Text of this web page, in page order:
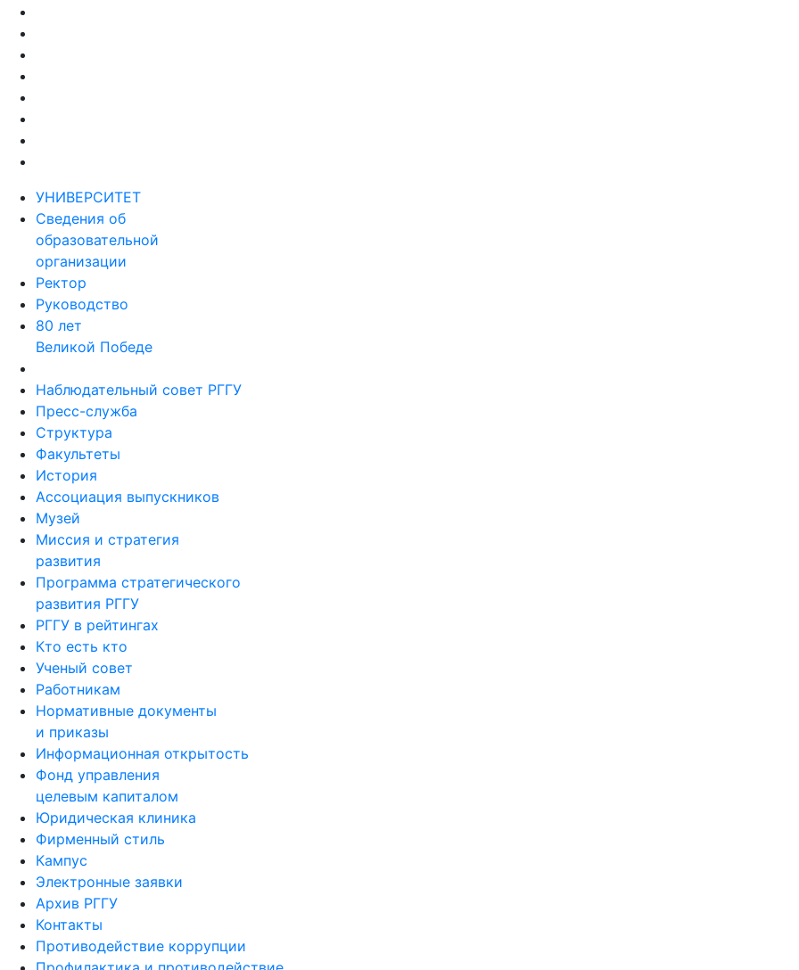
УНИВЕРСИТЕТ
Сведения об
образовательной
организации
Ректор
Руководство
80 лет
Великой Победе
Наблюдательный совет РГГУ
Пресс-служба
Структура
Факультеты
История
Ассоциация выпускников
Музей
Миссия и стратегия
развития
Программа стратегического
развития РГГУ
РГГУ в рейтингах
Кто есть кто
Ученый совет
Работникам
Нормативные документы
и приказы
Информационная открытость
Фонд управления
целевым капиталом
Юридическая клиника
Фирменный стиль
Кампус
Электронные заявки
Архив РГГУ
Контакты
Противодействие коррупции